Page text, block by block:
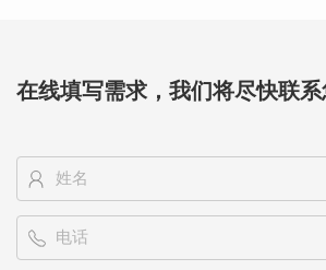
在线填写需求，我们将尽快联系